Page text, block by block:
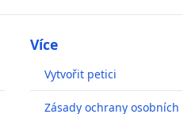
Více
Vytvořit petici
Zásady ochrany osobních